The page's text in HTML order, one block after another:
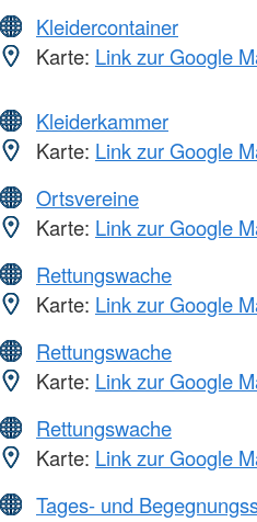
Kleidercontainer
Karte: Link zur Google
Kleiderkammer
Karte: Link zur Google
Ortsvereine
Karte: Link zur Google
Rettungswache
Karte: Link zur Google
Rettungswache
Karte: Link zur Google
Rettungswache
Karte: Link zur Google
Tages- und